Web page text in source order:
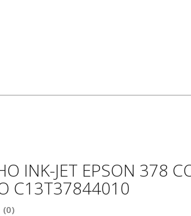
INK-JET EPSON 378
C13T37844010
(0)